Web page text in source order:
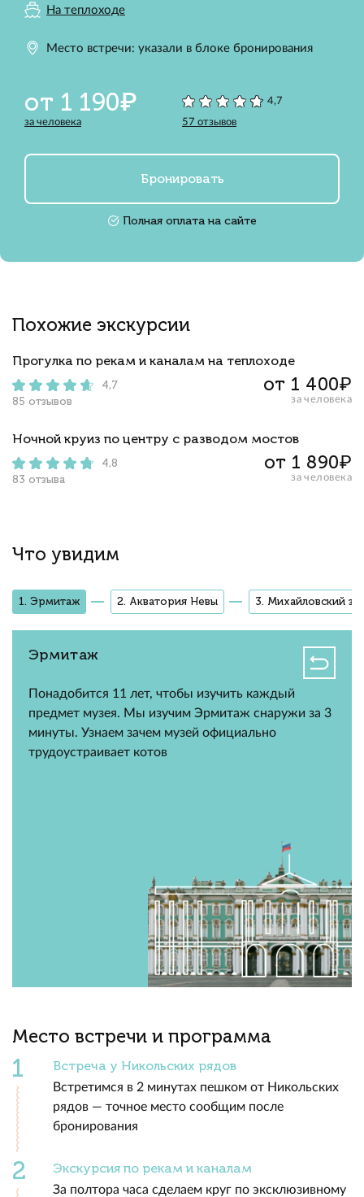
На теплоходе
Место встречи: указали в блоке бронирования
от 1 190₽
за человека
4,7
57 отзывов
Бронировать
Полная оплата на сайте
Похожие экскурсии
Прогулка по рекам и каналам на теплоходе
4,7
85 отзывов
от 1 400₽
за человека
Ночной круиз по центру с разводом мостов
4,8
83 отзыва
от 1 890₽
за человека
Что увидим
1. Эрмитаж 2. Акватория Невы 3. Михайловский
Эрмитаж
Понадобится 11 лет, чтобы изучить каждый
предмет музея. Мы изучим Эрмитаж снаружи за 3
минуты. Узнаем зачем музей официально
трудоустраивает котов
Место встречи и программа
Встреча у Никольских рядов
Встретимся в 2 минутах пешком от Никольских
рядов — точное место сообщим после
бронирования
Экскурсия по рекам и каналам
За полтора часа сделаем круг по эксклюзивному